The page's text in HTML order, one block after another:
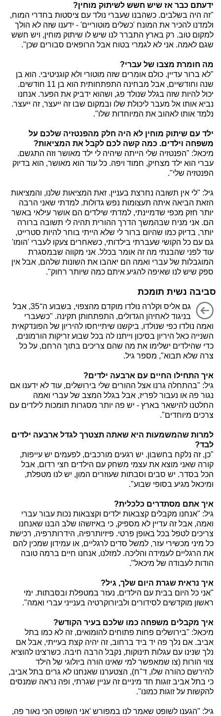
ידעתם כבר אז שיש חשש לשיתוק מוחין?
"זה היה בשלבים. כשהבנו שעברי נולד עם ציסטות בחדרי המוח,
ולמדנו להכיר את המונח 'כשלים מוטוריים' - ידענו שזה לא הולך
למקום טוב. רק בארץ התברר לנו שיש לו שיתוק מוחין, ויש חשש
שגם לאמה. אני לא לגמרי בטוח אבל הרופאים סבורים שכן".
מה חומרת מצבו של עברי?
"לא ברור עדיין. כולם אומרים שזה מוטורי ולא קוגניטיבי. הוא בן
שנה וחודשיים, אבל מבחינה התפתחותית הוא בן 11 חודשים.
יכול להיות שזה בגלל שנולד פג, ושהוא ידביק את הפער. אנחנו
נביא אותו אל מעבר ליכולת שלו ובמקום שבו זה ייעצר, זה ייעצר.
נלמד אותו לאהוב את המיוחדות שלו".
ילד עם שיתוק מוחין לא היה חלק מהפנטזיה שלכם על
משפחה וילדים. כמה קשה לכם לקבל את המציאות?
מיכאל: "הפנטזיה שלי הייתה שיהיה לי ילד מאושר וזה התגשם.
עברי הוא ילד מצחיק, חמוד ויפה. כל עוד הוא מאושר, הוא בדיוק
הפנטזיה שלי".
גיל: "לי אין תשובה נחרצת בעניין. זאת המציאות שלנו, והמציאות
הזאת הביאה איתה תעצומות נפש גדולות. למדתי שאני הרבה
יותר חזק מכפי שדמיינתי, למדתי שילדים הם אושר עילאי באשר
הם. אני מניח שבהמשך הדרך ההורית תהיה לי תשובה ברורה
יותר, בדיוק כמו שהיום ברור לי שלא הייתי בוחר להיות סטרייט,
גם עם כל הקושי שעברתי בילדותי, כשאחרים צעקו לעברי 'הומו'
עוד לפני שהבנתי מה זה אומר בכלל. אני מקווה שבמסגרת
המוגבלות של עברי ואמה הם יאהבו את השונות שלהם, אבל אין
ספק שיש לנו שאיפה להגיע איתם כמה שיותר רחוק".
סביבה נשית תומכת
גם אליס וקלרה נולדו מוקדם מהצפוי, בשבוע ה־35, אבל
בניגוד לאחיהן הגדולים, התפתחותן תקינה. "כשעברי
ואמה נולדו כפי שנולדו, ביקשנו שיתייחסו להיריון של הפונדקאית
השנייה כאל היריון בסיכון וייתנו לה בכל שבוע זריקות הורמונים,
כדי שהילדים ישלימו את מה שהם צריכים בתוך הרחם, על כל
צרה שלא תבוא", מספר גיל.
איך התחילו החיים עם ארבעה ילדים?
גיל: "בהתחלה גרנו אצל ההורים שלי בירושלים, עוד לא ידענו אם
נגור פה או נעבור לפריז, אבל בגלל המצב של עברי ואמה
החלטנו להישאר בארץ - יש פה יותר מסגרות תומכות לילדים עם
צרכים מיוחדים".
למרות שהמשמעות היא שאתה תצטרך לגדל ארבעה ילדים
לבד?
"כן, זה נלקח בחשבון. יש רגעים מורכבים, לפעמים יש עייפות,
קורה שאני מוצא את עצמי משחק עם הילדים חצי רדום, אבל
הכל בסדר. יש סבים וסבתות שעוזרים המון, יש לנו מטפלת,
ומיכאל מגיע בסופי שבוע".
איך אתם מסתדרים כלכלית?
גיל: "אנחנו מקבלים קצבאות ילדים וקצבאות נכות עבור עברי
ואמה, אבל זה עדיין לא מספיק, כי באיזשהו שלב הבנו שאנחנו
צריכים לטפל בכל באופן פרטי. פיזיותרפיה, הידרותרפיה, רכישת
כל מיני מכשירי עזר, למשל סדים לרגליים, או עמידון שמכין להם
את הרגליים לעמידה והליכה. למזלנו, אנחנו חיים ברמה טובה
הודות לעבודה של מיכאל".
איך נראית שגרת היום שלך, גיל?
"אני כל היום בבית עם הילדים, נעזר במטפלת ובסבתות. ימי
ראשון מוקדשים לסידורים ולביורוקרטיה בענייני עברי ואמה".
איך מקבלים משפחה כמו שלכם בעיר הקודש?
מיכאל: "בירושלים פחות פתוחים להומואים, זה לא כמו בתל
אביב. אם נלך פה יד ביד ברחוב, זה יהיה קצת בעייתי, אבל אם
נלך שנינו עם עגלות תינוקות, נקבל הרבה חיבה. כשרצינו להוציא
צווי הורות (צו שמאפשר למי שאינו הורה ביולוגי של הילד
להירשם כהורה שלו, ד"ח), הצטערנו שאנחנו לא גרים בתל אביב,
כי בתל אביב זוגות חד מיניים זה עניין שגרתי, ופה נראה שמנסים
להקשות על זוגות כמונו".
גיל: "הגענו לשופט שאמר לנו במפורש 'אני השופט הכי נאור פה,